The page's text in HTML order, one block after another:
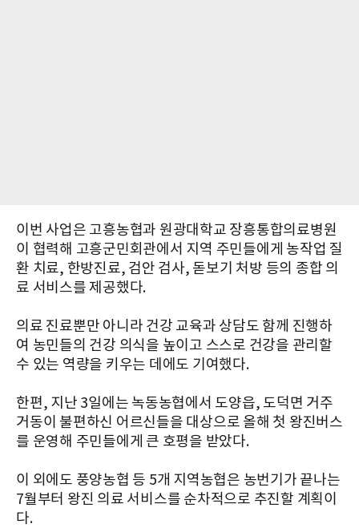
이번 사업은 고흥농협과 원광대학교 장흥통합의료병원
이 협력해 고흥군민회관에서 지역 주민들에게 농작업 질
환 치료, 한방진료, 검안 검사, 돋보기 처방 등의 종합 의
료 서비스를 제공했다.
의료 진료뿐만 아니라 건강 교육과 상담도 함께 진행하
여 농민들의 건강 의식을 높이고 스스로 건강을 관리할
수 있는 역량을 키우는 데에도 기여했다.
한편, 지난 3일에는 녹동농협에서 도양읍, 도덕면 거주
거동이 불편하신 어르신들을 대상으로 올해 첫 왕진버스
를 운영해 주민들에게 큰 호평을 받았다.
이 외에도 풍양농협 등 5개 지역농협은 농번기가 끝나는
7월부터 왕진 의료 서비스를 순차적으로 추진할 계획이
다.